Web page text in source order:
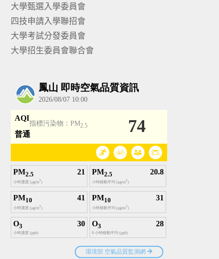
大學甄選入學委員會
四技申請入學聯招會
大學考試分發委員會
大學招生委員會聯合會